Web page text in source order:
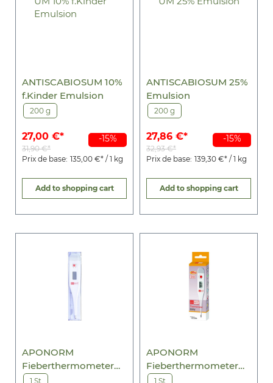
-15%
ANTISCABIOSUM 10%
f.Kinder Emulsion
200 g
27,00 €*
31,90 €*
Prix de base: 135,00 €* / 1 kg
Add to shopping cart
-15%
ANTISCABIOSUM 25%
Emulsion
200 g
27,86 €*
32,93 €*
Prix de base: 139,30 €* / 1 kg
Add to shopping cart
APONORM
Fieberthermometer
basic
1 St
APONORM
Fieberthermometer
easy
1 St